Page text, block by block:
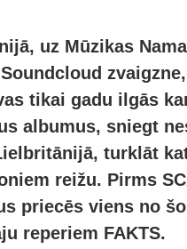
uz Mūzikas
tikai gadu ilgās
albumus, sniegt
turklāt
reižu. Pirms
priecēs viens no
reperiem FAKTS.